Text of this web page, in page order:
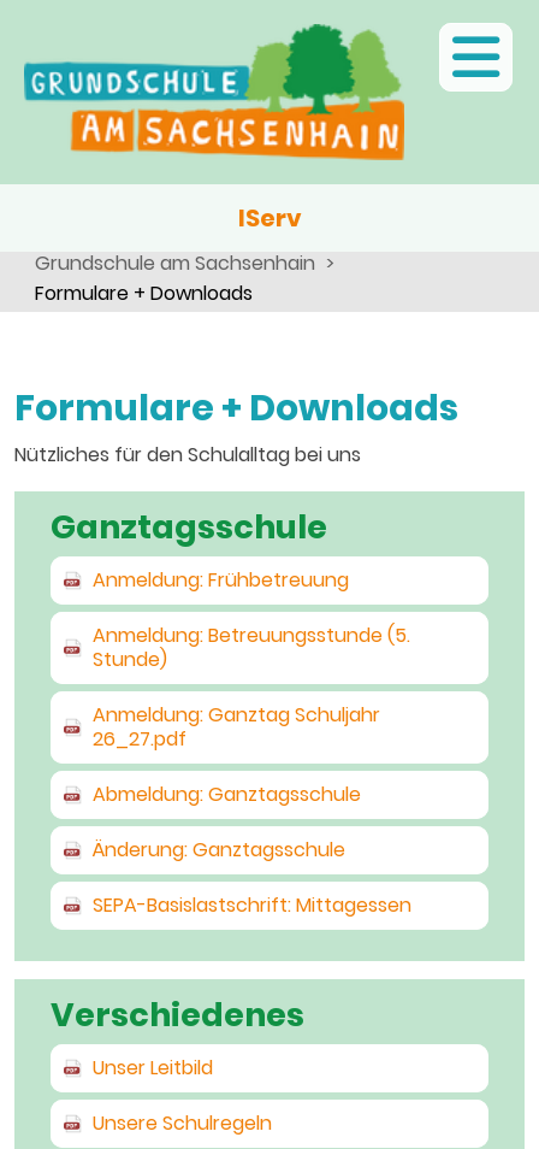
IServ
Grundschule am Sachsenhain
Formulare + Downloads
Formulare + Downloads
Nützliches für den Schulalltag bei uns
Ganztagsschule
Anmeldung: Frühbetreuung
Anmeldung: Betreuungsstunde (5.
Stunde)
Anmeldung: Ganztag Schuljahr
26_27.pdf
Abmeldung: Ganztagsschule
Änderung: Ganztagsschule
SEPA-Basislastschrift: Mittagessen
Verschiedenes
Unser Leitbild
Unsere Schulregeln
Neuigkeiten
Termine
Projekte im Jahreslauf
Schulbibliothek
Kinder
Eltern
Schulsozialarbeit
Schulseelsorge
Angebote, Projekte, Aktionen, Arbeitsgemeinschaften